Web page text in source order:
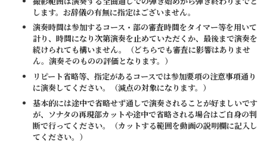
します。お辞儀の有無に指定はございません。
演奏時間は参加するコース・部の審査時間をタイマー等を用いて
計り、時間になり次第演奏を止めていただくか、最後まで演奏を
続けられても構いません。（どちらでも審査に影響はありませ
ん。演奏そのものの評価となります。）
リピート省略等、指定があるコースでは参加要項の注意事項通り
に演奏してください。（減点の対象になります。）
基本的には途中で省略せず通しで演奏されることが好ましいです
が、ソナタの再現部カットや途中で省略される場合はご自身の判
断で行ってください。（カットする範囲を動画の説明欄に記入し
てください。）